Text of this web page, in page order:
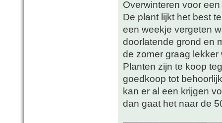
Overwinteren voor
De plant lijkt het best
een weekje vergeten
doorlatende grond en
de zomer graag lekker
Planten zijn te koop
goedkoop tot
kan er al een krijgen
dan gaat het naar de